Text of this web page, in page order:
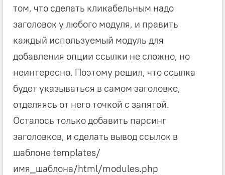
том, что сделать кликабельным надо
заголовок у любого модуля, и править
каждый используемый модуль для
добавления опции ссылки не сложно, но
неинтересно. Поэтому решил, что ссылка
будет указываться в самом заголовке,
отделяясь от него точкой с запятой.
Осталось только добавить парсинг
заголовков, и сделать вывод ссылок в
шаблоне templates/
имя_шаблона/html/modules.php